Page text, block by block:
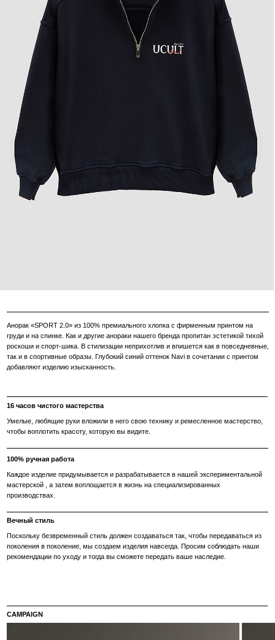
Умелые, любящие руки вложили в него свою технику и ремесленное мастерство,
чтобы воплотить красоту, которую вы видите.
16 часов чистого мастерства
Каждое изделие придумывается и разрабатывается в нашей экспериментальной
мастерской , а затем воплощается в жизнь на специализированных
производствах.
Анорак «SPORT 2.0» из 100% премиального хлопка с фирменным принтом на
груди и на спинке. Как и другие анораки нашего бренда пропитан эстетикой тихой
роскоши и спорт-шика. В стилизации неприхотлив и впишется как в повседневные,
так и в спортивные образы. Глубокий синий оттенок Navi в сочетании с принтом
добавляют изделию изысканность.
Вам также понравится